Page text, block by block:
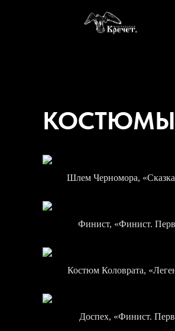
КОСТЮМЫ
Шлем Черномора, «Сказка
Финист, «Финист.
Костюм Коловрата,
Доспех, «Финист.